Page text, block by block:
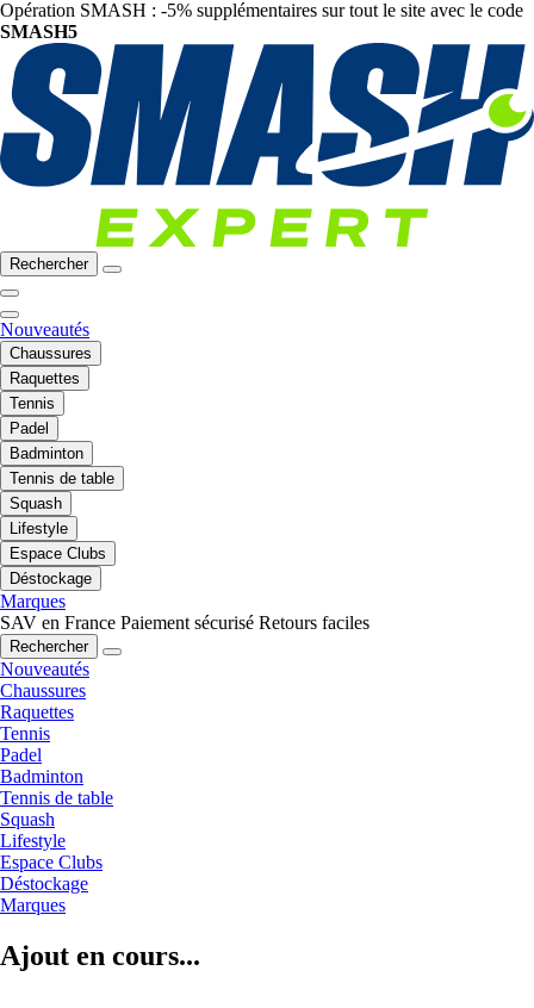
Opération SMASH : -5% supplémentaires sur tout le site avec le code
SMASH5
Rechercher
Nouveautés
Chaussures
Raquettes
Tennis
Padel
Badminton
Tennis de table
Squash
Lifestyle
Espace Clubs
Déstockage
Marques
SAV en France Paiement sécurisé Retours faciles
Rechercher
Nouveautés
Chaussures
Raquettes
Tennis
Padel
Badminton
Tennis de table
Squash
Lifestyle
Espace Clubs
Déstockage
Marques
Ajout en cours...